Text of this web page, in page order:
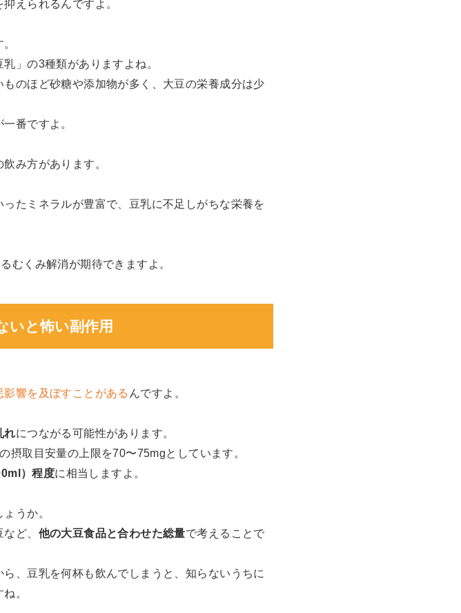
えられるんですよ。
」の3種類がありますよね。
のほど砂糖や添加物が多く、大豆の栄養成分は少
番ですよ。
み方があります。
たミネラルが豊富で、豆乳に不足しがちな栄養を
むくみ解消が期待できますよ。
いと怖い副作用
響を及ぼすことがある んですよ。
れにつながる可能性があります。
摂取目安量の上限を70〜75mgとしています。
）程度に相当しますよ。
うか。
ど、 他の大豆食品と合わせた総量で考えることで
、豆乳を何杯も飲んでしまうと、知らないうちに
。